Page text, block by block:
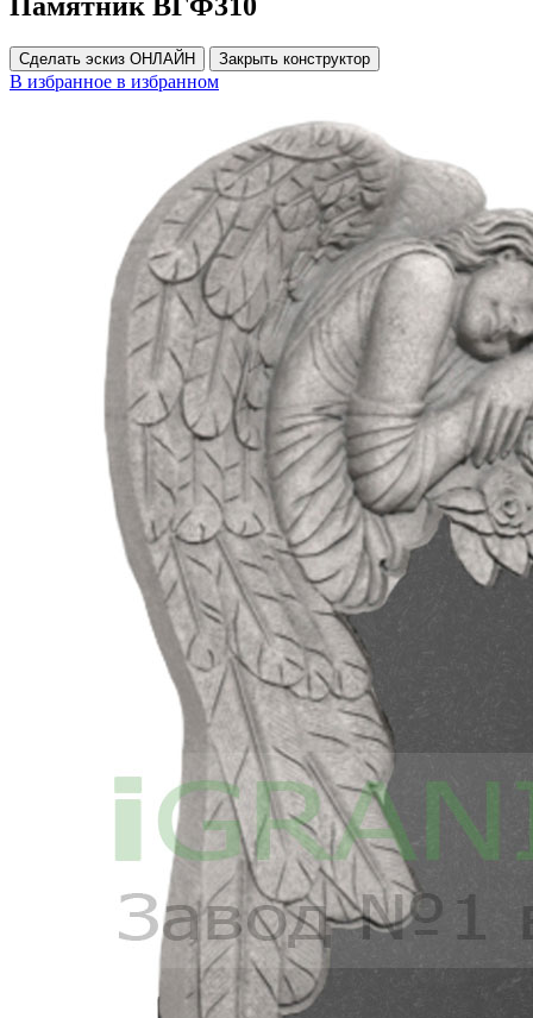
Памятник ВГФ310
Сделать эскиз ОНЛАЙН Закрыть конструктор
В избранное в избранном